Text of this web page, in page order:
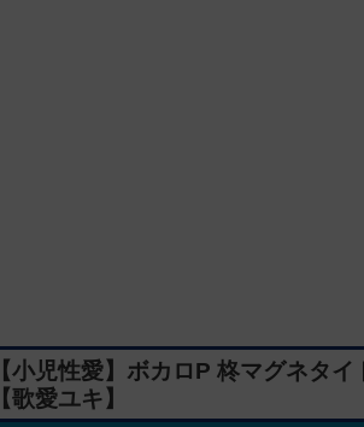
【小児性愛】ボカロP 柊マグネタ
【歌愛ユキ】